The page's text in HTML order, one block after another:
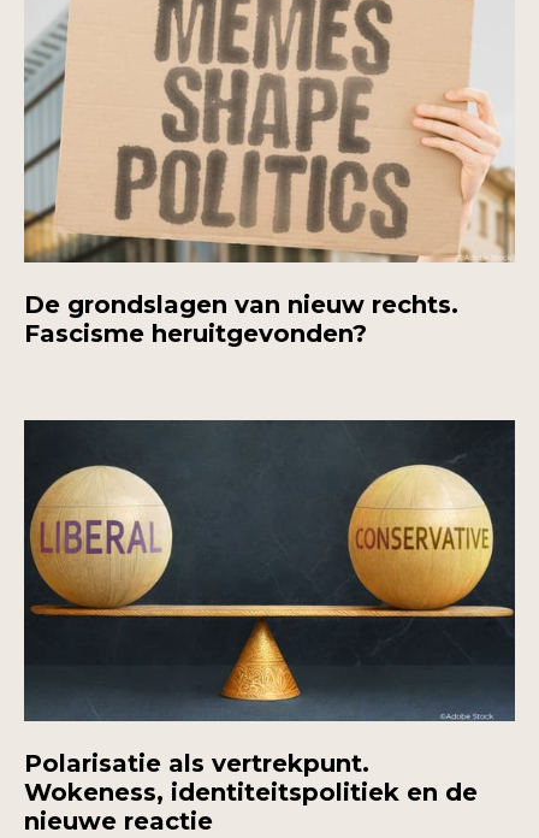
De grondslagen van nieuw rechts.
Fascisme heruitgevonden?
Polarisatie als vertrekpunt.
Wokeness, identiteitspolitiek en de
nieuwe reactie